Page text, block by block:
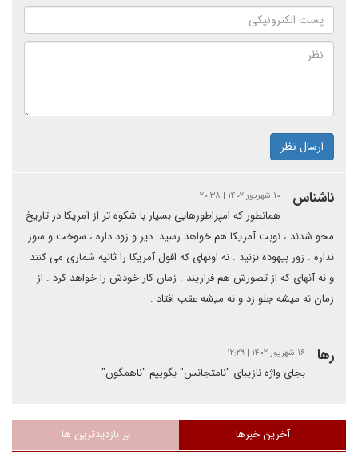
ارسال نظر
ناشناس ۱۰ شهریور ۱۴۰۲ | ۲۰:۳۸
همانطور که امپراطورهایی بسیار با شکوه تر از آمریکا در تاریخ
محو شدند ، نوبت آمریکا هم خواهد رسید .دیر و زود داره ، سوخت و سوز
نداره . زور بیهوده نزنید . نه اونهای که افول آمریکا را ثانیه شماری می کنند
و نه آنهای که از تصورش هم فراریند . زمان کار خودش را خواهد کرد . از
زمان نه میشه جلو زد و نه میشه عقب افتاد ‌.
رها ۱۶ شهریور ۱۴۰۲ | ۱۲:۲۹
بجای واژه نازیبای "نامتجانس" بگوییم "ناهمگون"
آخرین خبرها پر بازدیدترین ها